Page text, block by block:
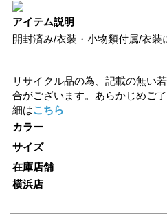
アイテム説明
開封済み/衣装・小物類付属/衣装
リサイクル品の為、記載の無い
合がございます。あらかじめご
細はこちら
カラー
サイズ
在庫店舗
横浜店